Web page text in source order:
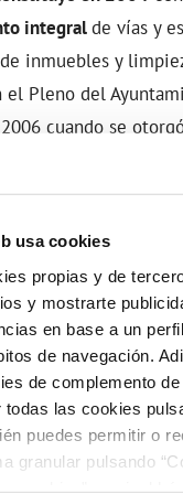
usa cookies
propias y de
y mostrarte
en base a un
de navegación.
de complemento
todas las cookies
puedes permitir o
granular pulsando
integralde vías y
inmuebles y
el Pleno del
cuando se
de los
servicios
, resultando
Junta General de
amplía el objeto
servicios, tales
urbanizadora,
y servicios
y explotación de